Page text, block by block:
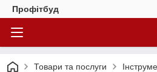
Профітбуд
Товари та послуги